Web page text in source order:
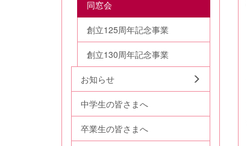
同窓会
創立125周年記念事業
創立130周年記念事業
お知らせ
中学生の皆さまへ
卒業生の皆さまへ